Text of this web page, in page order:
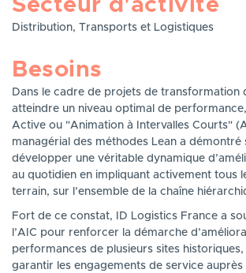
Secteur d'activité
Distribution, Transports et Logistiques
Besoins
Dans le cadre de projets de transformation
atteindre un niveau optimal de
Active ou "Animation à Intervalles Courts"
managérial des méthodes Lean a démontré
développer une véritable dynamique
au quotidien en impliquant activement tous
terrain, sur l’ensemble de la chaîne
Fort de ce constat, ID Logistics France a
l’AIC pour renforcer la démarche
performances de plusieurs sites
garantir les engagements de service auprès